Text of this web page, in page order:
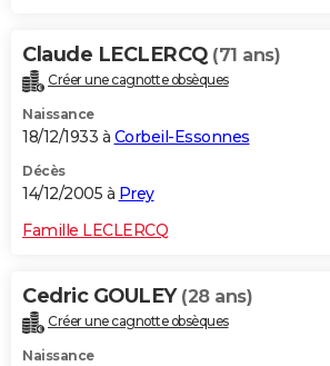
Claude LECLERCQ (71 ans)
Créer une cagnotte obsèques
Naissance
18/12/1933 à Corbeil-Essonnes
Décès
14/12/2005 à Prey
Famille LECLERCQ
Cedric GOULEY (28 ans)
Créer une cagnotte obsèques
Naissance